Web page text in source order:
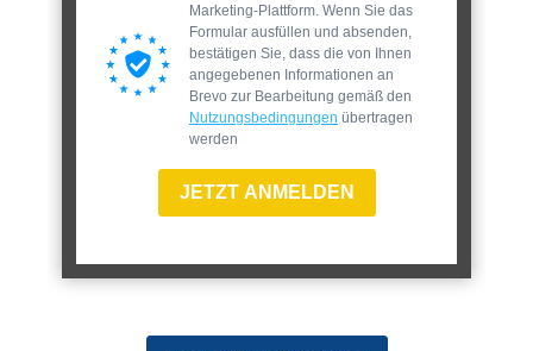
Marketing-Plattform. Wenn Sie das
Formular ausfüllen und absenden,
bestätigen Sie, dass die von Ihnen
angegebenen Informationen an
Brevo zur Bearbeitung gemäß den
Nutzungsbedingungen übertragen
werden
JETZT ANMELDEN